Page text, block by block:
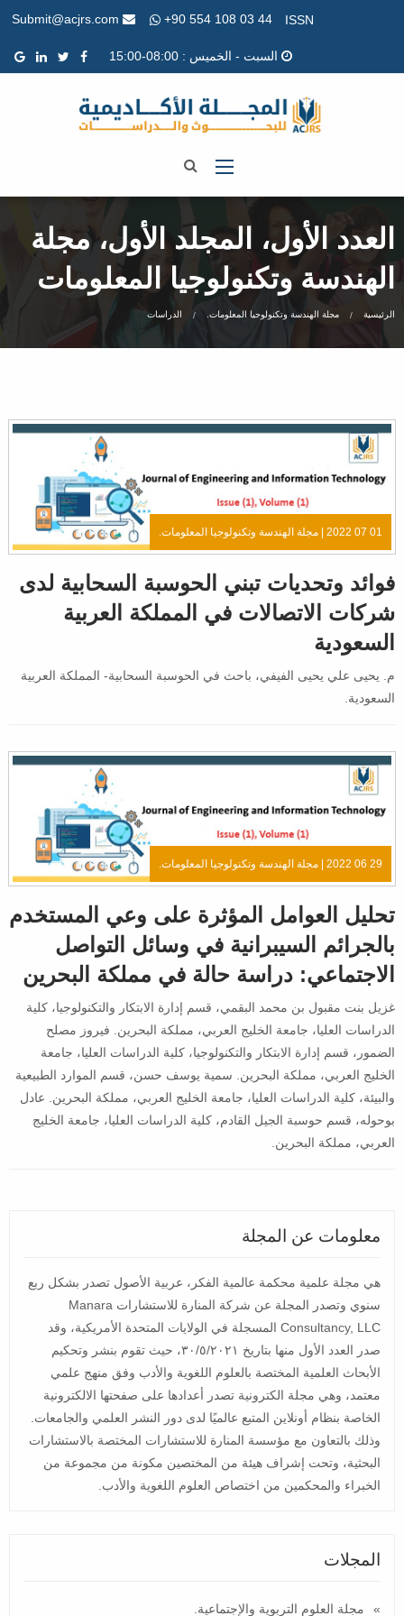
ISSN
+90 554 108 03 44
السبت - الخميس : 08:00-15:00
العدد الأول، المجلد الأول، مجلة
الهندسة وتكنولوجيا المعلومات
الرئيسية مجلة الهندسة وتكنولوجيا المعلومات. الدراسات
01 07 2022 | مجلة الهندسة وتكنولوجيا المعلومات.
فوائد وتحديات تبني الحوسبة السحابية لدى
شركات الاتصالات في المملكة العربية
السعودية
م. يحيى علي يحيى الفيفي، باحث في الحوسبة السحابية- المملكة العربية
السعودية.
29 06 2022 | مجلة الهندسة وتكنولوجيا المعلومات.
تحليل العوامل المؤثرة على وعي المستخدم
بالجرائم السيبرانية في وسائل التواصل
الاجتماعي: دراسة حالة في مملكة البحرين
غزيل بنت مقبول بن محمد البقمي، قسم إدارة الابتكار والتكنولوجيا، كلية
الدراسات العليا، جامعة الخليج العربي، مملكة البحرين. فيروز مصلح
الضمور، قسم إدارة الابتكار والتكنولوجيا، كلية الدراسات العليا، جامعة
الخليج العربي، مملكة البحرين. سمية يوسف حسن، قسم الموارد الطبيعية
والبيئة، كلية الدراسات العليا، جامعة الخليج العربي، مملكة البحرين. عادل
بوحوله، قسم حوسبة الجيل القادم، كلية الدراسات العليا، جامعة الخليج
العربي، مملكة البحرين.
معلومات عن المجلة
هي مجلة علمية محكمة عالمية الفكر، عربية الأصول تصدر بشكل ربع
سنوي وتصدر المجلة عن شركة المنارة للاستشارات Manara
Consultancy, LLC المسجلة في الولايات المتحدة الأمريكية، وقد
صدر العدد الأول منها بتاريخ ٣٠/٥/٢٠٢١، حيث تقوم بنشر وتحكيم
الأبحاث العلمية المختصة بالعلوم اللغوية والأدب وفق منهج علمي
معتمد، وهي مجلة الكترونية تصدر أعدادها على صفحتها الالكترونية
الخاصة بنظام أونلاين المتبع عالميًا لدى دور النشر العلمي والجامعات.
وذلك بالتعاون مع مؤسسة المنارة للاستشارات المختصة بالاستشارات
البحثية، وتحت إشراف هيئة من المختصين مكونة من مجموعة من
الخبراء والمحكمين من اختصاص العلوم اللغوية والأدب.
المجلات
مجلة العلوم التربوية والإجتماعية.